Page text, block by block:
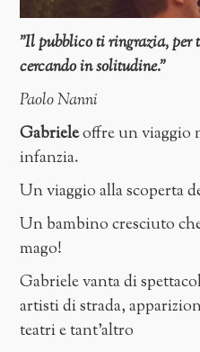
"Il pubblico ti ringrazia, per
cercando in solitudine."
Paolo Nanni
Gabrieleoffre un viaggio
infanzia.
Un viaggio alla scoperta
Un bambino cresciuto
mago!
Gabriele vanta di
artisti di strada,
teatri e tant'altro